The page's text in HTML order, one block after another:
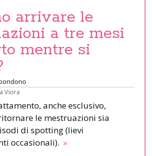
arrivare le
a tre mesi
mentre si
Viora
anche esclusivo,
le mestruazioni sia
di spotting (lievi
occasionali). »